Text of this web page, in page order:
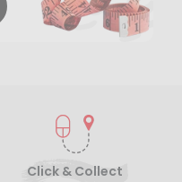
Click & Collect